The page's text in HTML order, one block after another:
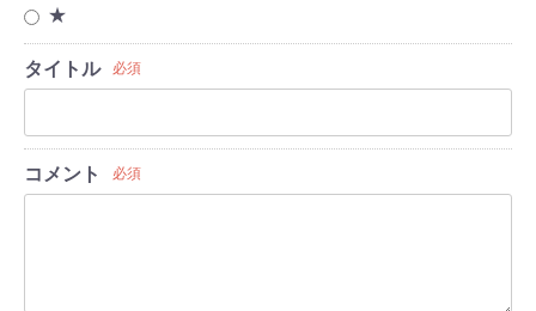
★
タイトル 必須
コメント 必須